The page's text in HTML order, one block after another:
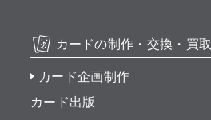
カードの制作・交換・買取
カード企画制作
カード出版